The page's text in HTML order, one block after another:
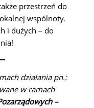
przestrzeń do
wspólnoty.
i dużych – do
działania pn.:
w ramach
–